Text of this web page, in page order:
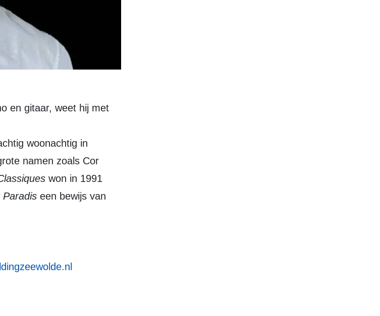
woonachtig in
namen zoals Cor
won in 1991
een bewijs van